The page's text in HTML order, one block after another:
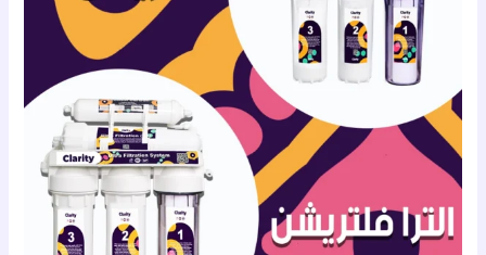
فلتريشن
والالترا
فلتريشن